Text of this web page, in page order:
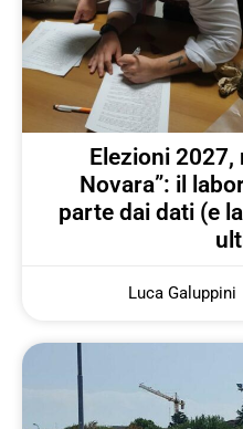
Elezioni 2027,
Novara”: il
parte dai dati (e
Luca Galuppini